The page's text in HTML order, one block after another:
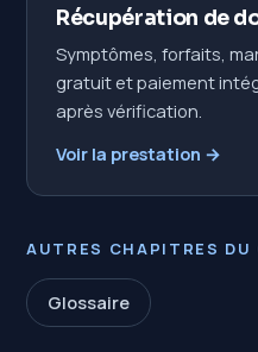
Récupération de
Symptômes, forfaits,
gratuit et paiement
après vérification.
Voir la prestation →
AUTRES CHAPITRES DU
Glossaire